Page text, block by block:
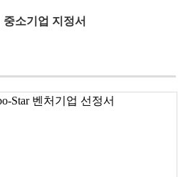
중소기업 지정서